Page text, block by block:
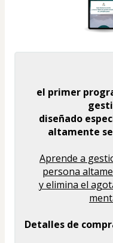
el primer
diseñado
altamente
Aprende a
persona
y elimina el
Detalles de